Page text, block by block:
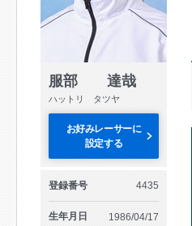
服部 達哉
ハットリ タツヤ
お好みレーサーに
設定する
登録番号 4435
生年月日 1986/04/17